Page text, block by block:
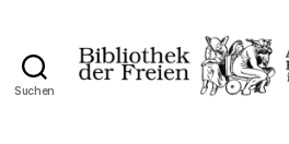
Suchen